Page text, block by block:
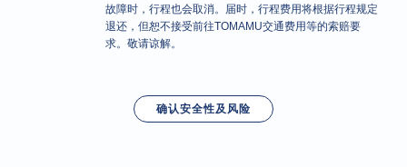
故障时，行程也会取消。届时，行程费用将根据行程规定
退还，但恕不接受前往TOMAMU交通费用等的索赔要
求。敬请谅解。
确认安全性及风险